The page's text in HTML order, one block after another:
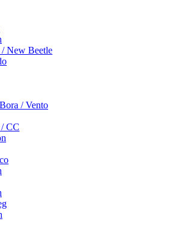
/ New Beetle
/ Vento
/ CC